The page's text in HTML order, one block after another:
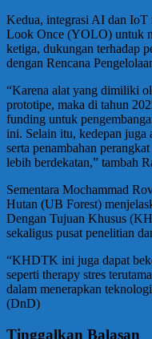
Kedua, integrasi AI dan
Look Once (YOLO) untuk
ketiga, dukungan terhadap
dengan Rencana
“Karena alat yang dimiliki
prototipe, maka di tahun
funding untuk
ini. Selain itu, kedepan juga
serta penambahan
lebih berdekatan,” tambah
Sementara Mochammad
Hutan (UB Forest)
Dengan Tujuan Khusus
sekaligus pusat penelitian
“KHDTK ini juga dapat
seperti therapy stres
dalam menerapkan
(DnD)
Tinggalkan Balasan